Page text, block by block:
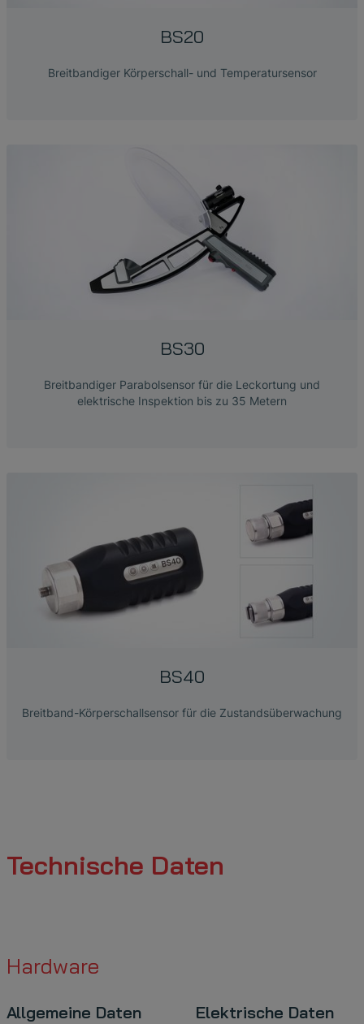
BS20
Breitbandiger Körperschall- und Temperatursensor
BS30
Breitbandiger Parabolsensor für die Leckortung und
elektrische Inspektion bis zu 35 Metern
BS40
Breitband-Körperschallsensor für die Zustandsüberwachung
Technische Daten
Hardware
Allgemeine Daten Elektrische Daten